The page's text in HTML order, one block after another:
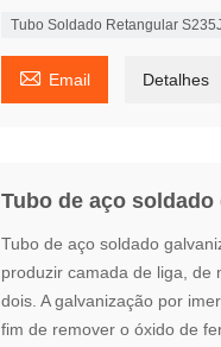
Tubo Soldado Retangular
 Email Detalhes
Tubo de aço
Tubo de aço soldado
produzir camada de liga, de
dois. A galvanização por
fim de remover o óxido de